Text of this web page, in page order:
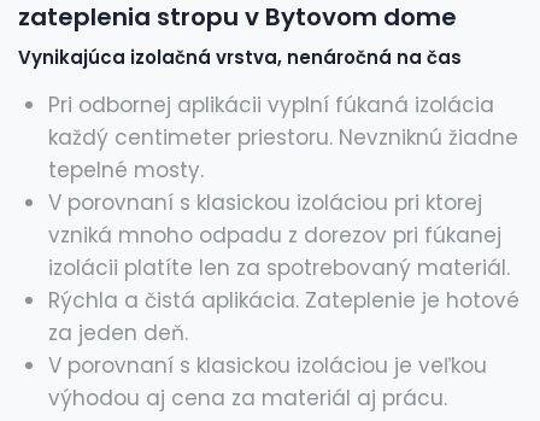
zateplenia stropu v Bytovom dome
Vynikajúca izolačná vrstva, nenáročná na čas
Pri odbornej aplikácii vyplní fúkaná izolácia
každý centimeter priestoru. Nevzniknú žiadne
tepelné mosty.
V porovnaní s klasickou izoláciou pri ktorej
vzniká mnoho odpadu z dorezov pri fúkanej
izolácii platíte len za spotrebovaný materiál.
Rýchla a čistá aplikácia. Zateplenie je hotové
za jeden deň.
V porovnaní s klasickou izoláciou je veľkou
výhodou aj cena za materiál aj prácu.